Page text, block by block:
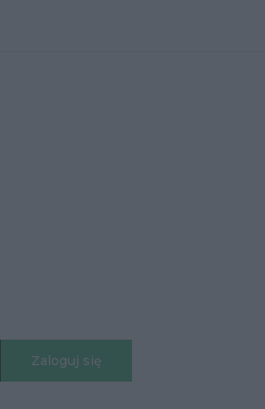
Zaloguj się